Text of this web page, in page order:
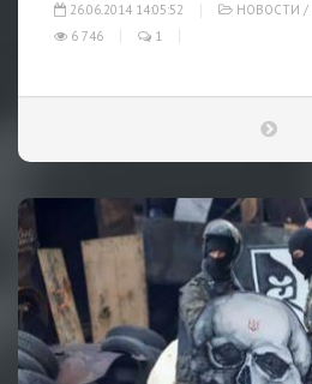
26.06.2014 14:05:52 НОВОСТИ /
6 746
1